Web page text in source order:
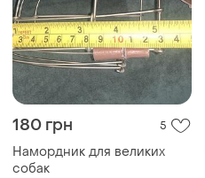
180 грн 5
Намордник для великих
собак